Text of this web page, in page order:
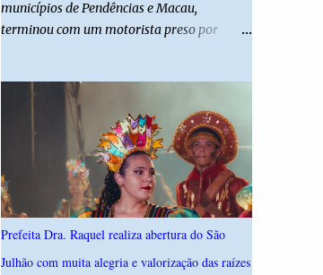
desta edição reforça o compromisso da
administração da Prefeita Dra. Raquel com o
populares em uma festa segura, org...
municípios de Pendências e Macau,
terminou com um motorista preso por
acordo com a Polícia Militar, o condutor
apresentava evidentes sinais de embriaguez
no momento da ocorrência. Ele foi
encaminhado à delegacia, onde foi autuado
em flagrante. O exame pericial para
confirmar a concentração de álcool no
organismo ainda está em andamento. A
vítima é um menino de 11 anos, que sofreu
ferimentos graves no acidente. Após os
Prefeita Dra. Raquel realiza abertura do São
Julhão com muita alegria e valorização das raízes